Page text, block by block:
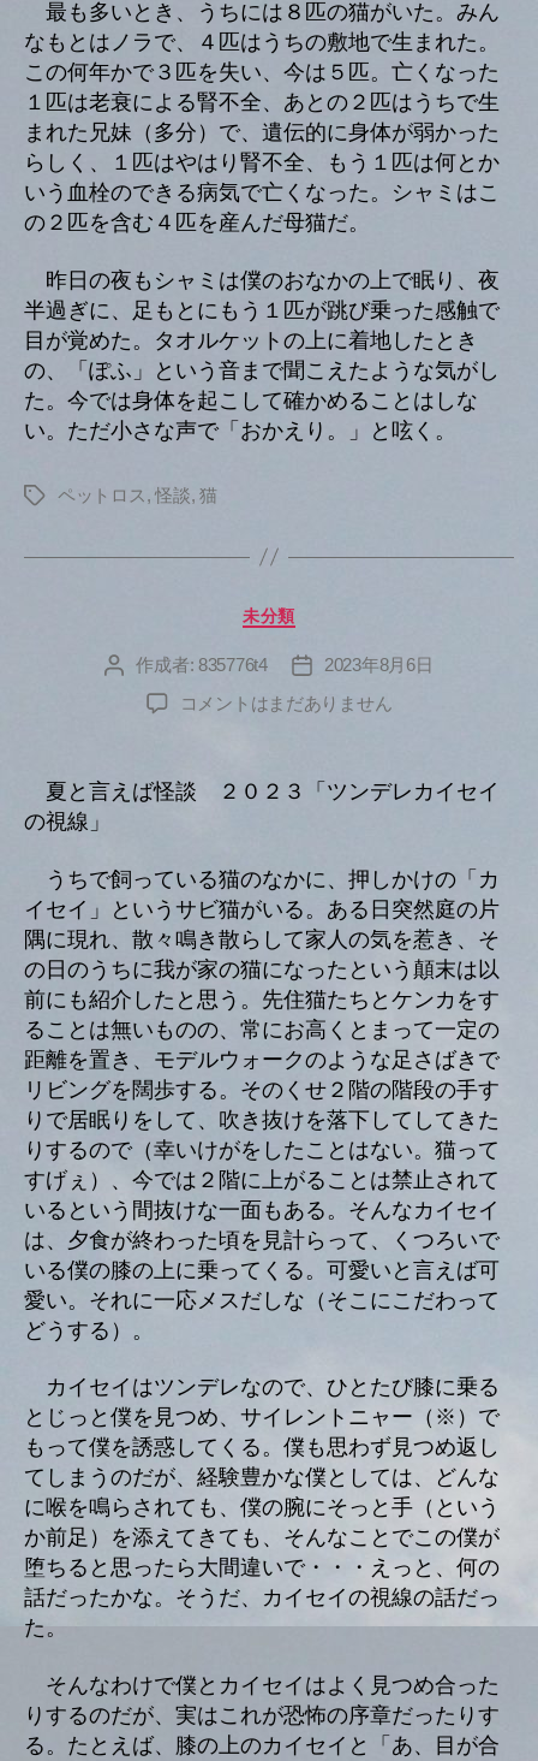
最も多いとき、うちには８匹の猫がいた。みん
なもとはノラで、４匹はうちの敷地で生まれた。
この何年かで３匹を失い、今は５匹。亡くなった
１匹は老衰による腎不全、あとの２匹はうちで生
まれた兄妹（多分）で、遺伝的に身体が弱かった
らしく、１匹はやはり腎不全、もう１匹は何とか
いう血栓のできる病気で亡くなった。シャミはこ
の２匹を含む４匹を産んだ母猫だ。
昨日の夜もシャミは僕のおなかの上で眠り、夜
半過ぎに、足もとにもう１匹が跳び乗った感触で
目が覚めた。タオルケットの上に着地したとき
の、「ぽふ」という音まで聞こえたような気がし
た。今では身体を起こして確かめることはしな
い。ただ小さな声で「おかえり。」と呟く。
タ
ペットロス ,怪談,猫
カ
リ
ー
未分類
投
作成者: 835776t4
投
稿
日
2023年8月6日
へ
コメントはまだありません
夏と言えば怪談 ２０２３「ツンデレカイセイ
の視線」
うちで飼っている猫のなかに、押しかけの「カ
イセイ」というサビ猫がいる。ある日突然庭の片
隅に現れ、散々鳴き散らして家人の気を惹き、そ
の日のうちに我が家の猫になったという顛末は以
前にも紹介したと思う。先住猫たちとケンカをす
ることは無いものの、常にお高くとまって一定の
距離を置き、モデルウォークのような足さばきで
リビングを闊歩する。そのくせ２階の階段の手す
りで居眠りをして、吹き抜けを落下してしてきた
りするので（幸いけがをしたことはない。猫って
すげぇ）、今では２階に上がることは禁止されて
いるという間抜けな一面もある。そんなカイセイ
は、夕食が終わった頃を見計らって、くつろいで
いる僕の膝の上に乗ってくる。可愛いと言えば可
愛い。それに一応メスだしな（そこにこだわって
どうする）。
カイセイはツンデレなので、ひとたび膝に乗る
とじっと僕を見つめ、サイレントニャー（※）で
もって僕を誘惑してくる。僕も思わず見つめ返し
てしまうのだが、経験豊かな僕としては、どんな
に喉を鳴らされても、僕の腕にそっと手（という
か前足）を添えてきても、そんなことでこの僕が
堕ちると思ったら大間違いで・・・えっと、何の
話だったかな。そうだ、カイセイの視線の話だっ
た。
そんなわけで僕とカイセイはよく見つめ合った
りするのだが、実はこれが恐怖の序章だったりす
る。たとえば、膝の上のカイセイと「あ、目が合